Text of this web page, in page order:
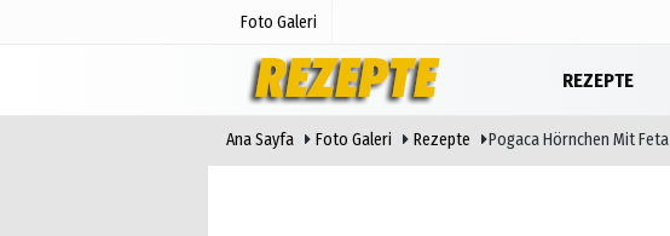
Foto Galeri
REZEPTE
Ana Sayfa Foto Galeri Rezepte Pogaca Hörnchen Mit Feta